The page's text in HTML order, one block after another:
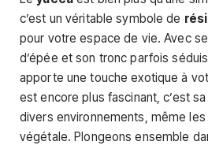
c’est un véritable symbole de
pour votre espace de vie. Avec
d’épée et son tronc parfois
apporte une touche exotique à
est encore plus fascinant, c’est
divers environnements, même
végétale. Plongeons ensemble